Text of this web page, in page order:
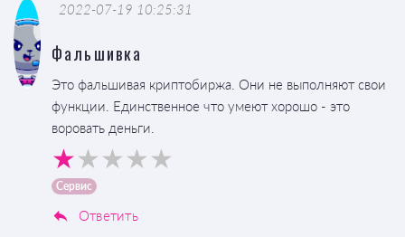
2022-07-19 10:25:31
Фальшивка
Это фальшивая криптобиржа. Они не выполняют свои
функции. Единственное что умеют хорошо - это
воровать деньги.
Сервис
Ответить